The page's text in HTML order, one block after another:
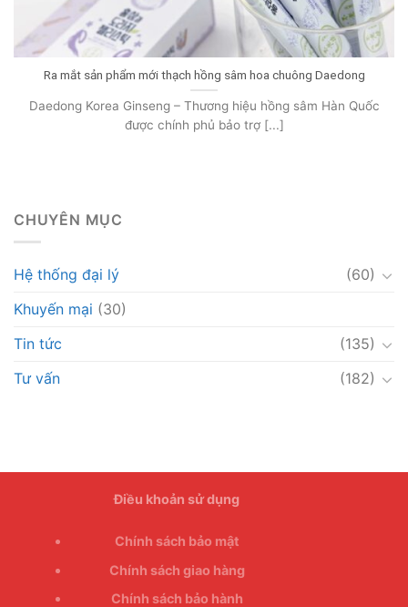
Ra mắt sản phẩm mới thạch hồng sâm hoa chuông Daedong
Daedong Korea Ginseng – Thương hiệu hồng sâm Hàn Quốc
được chính phủ bảo trợ [...]
CHUYÊN MỤC
Hệ thống đại lý
(60)
Khuyến mại (30)
Tin tức
(135)
Tư vấn
(182)
Điều khoản sử dụng
Chính sách bảo mật
Chính sách giao hàng
Chính sách bảo hành